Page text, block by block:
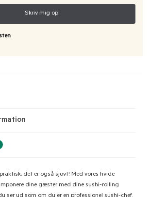
det er også sjovt! Med vores hvide
dine gæster med dine sushi-rolling